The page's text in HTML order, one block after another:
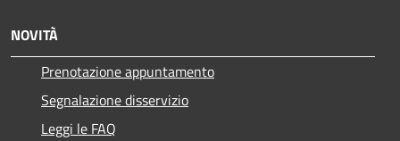
NOVITÀ
Prenotazione appuntamento
Segnalazione disservizio
Leggi le FAQ